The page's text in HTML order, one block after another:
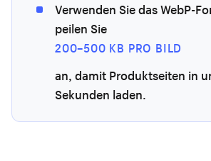
Verwenden Sie das WebP-
peilen Sie
200–500 KB PRO BILD
an, damit Produktseiten in
Sekunden laden.